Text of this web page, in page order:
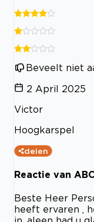
Beveelt niet
2 April 2025
Victor
Hoogkarspel
delen
Reactie van
Beste Heer
heeft ervaren ,